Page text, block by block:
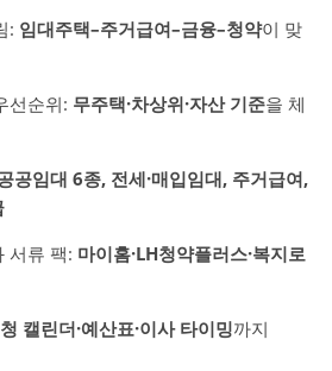
: 임대주택–주거급여–금융–청약이 맞
선순위: 무주택·차상위·자산 기준을 체
공임대 6종, 전세·매입임대, 주거급여,
서류 팩: 마이홈·LH청약플러스·복지로
캘린더·예산표·이사 타이밍까지